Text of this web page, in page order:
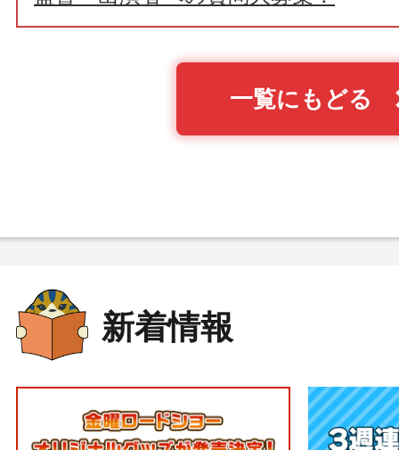
一覧にもどる
新着情報